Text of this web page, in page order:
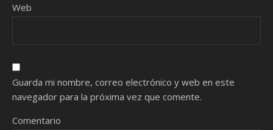
Web
Guarda mi nombre, correo electrónico y web en este
navegador para la próxima vez que comente.
Comentario